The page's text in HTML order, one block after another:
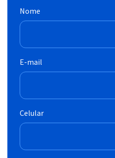
Nome
E-mail
Celular